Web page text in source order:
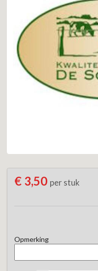
€ 3,50 per stuk
Opmerking